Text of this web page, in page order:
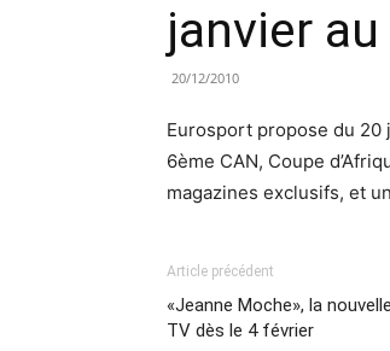
janvier
20/12/2010
Eurosport propose du
6ème CAN, Coupe
magazines exclusifs, et
Article précédent
«Jeanne Moche», la
TV dès le 4 février